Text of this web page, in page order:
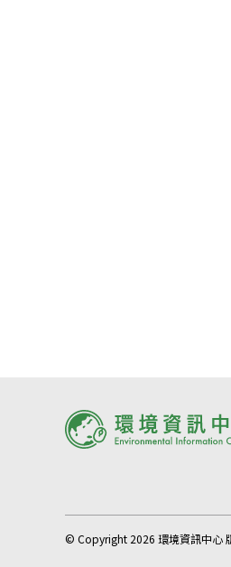
© Copyright 2026 環境資訊中心